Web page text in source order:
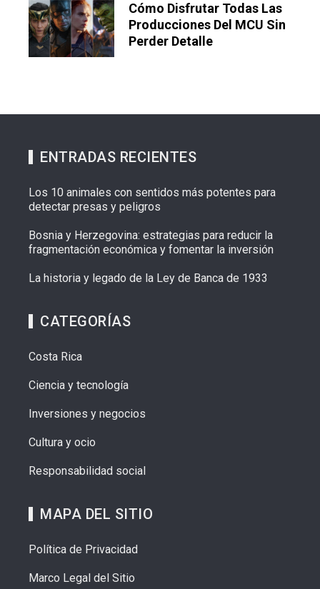
Cómo Disfrutar Todas Las
Producciones Del MCU Sin
Perder Detalle
ENTRADAS RECIENTES
Los 10 animales con sentidos más potentes para
detectar presas y peligros
Bosnia y Herzegovina: estrategias para reducir la
fragmentación económica y fomentar la inversión
La historia y legado de la Ley de Banca de 1933
CATEGORÍAS
Costa Rica
Ciencia y tecnología
Inversiones y negocios
Cultura y ocio
Responsabilidad social
MAPA DEL SITIO
Política de Privacidad
Marco Legal del Sitio